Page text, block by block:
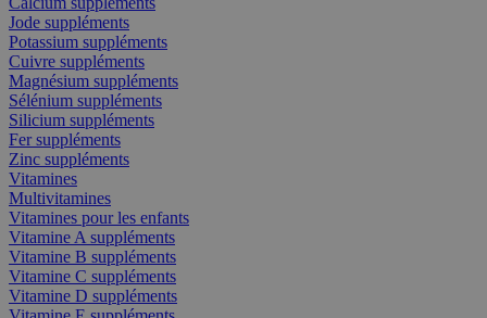
Jode suppléments
Potassium suppléments
Cuivre suppléments
Magnésium suppléments
Sélénium suppléments
Silicium suppléments
Fer suppléments
Zinc suppléments
Vitamines
Multivitamines
Vitamines pour les enfants
Vitamine A suppléments
Vitamine B suppléments
Vitamine C suppléments
Vitamine D suppléments